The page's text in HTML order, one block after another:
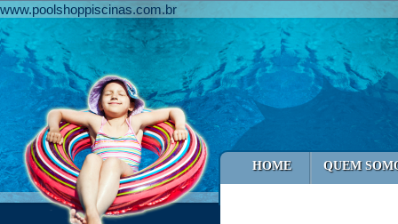
www.poolshoppiscinas.com.br
HOME QUEM